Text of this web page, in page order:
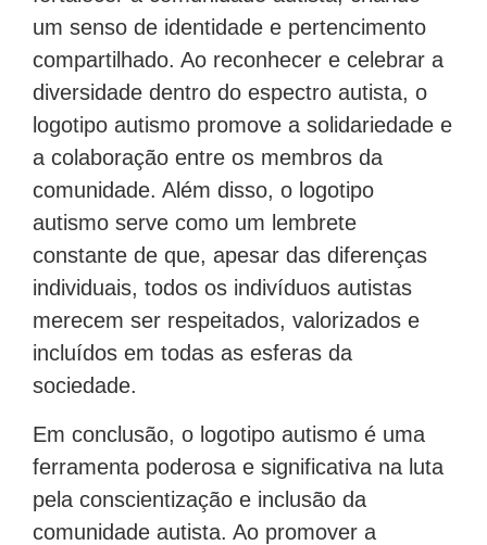
um senso de identidade e pertencimento
compartilhado. Ao reconhecer e celebrar a
diversidade dentro do espectro autista, o
logotipo autismo promove a solidariedade e
a colaboração entre os membros da
comunidade. Além disso, o logotipo
autismo serve como um lembrete
constante de que, apesar das diferenças
individuais, todos os indivíduos autistas
merecem ser respeitados, valorizados e
incluídos em todas as esferas da
sociedade.
Em conclusão, o logotipo autismo é uma
ferramenta poderosa e significativa na luta
pela conscientização e inclusão da
comunidade autista. Ao promover a